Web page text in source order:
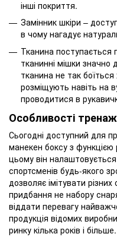
інші покриття.
Замінник шкіри –
в чому нагадує
Тканина
тканинні мішки
тканина не так
розміщують навіть на
проводитися в
Особливості
Сьогодні доступний для
манекен боксу з
цьому він
спортсменів будь-якого
дозволяє імітувати
придбання не набору
віддати перевагу
продукція відомих
ринку кілька років і більше.